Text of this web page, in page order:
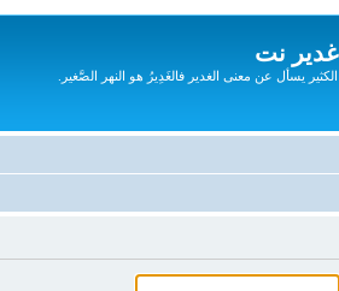
غدير نت
الكثير يسأل عن معنى الغدير فالغَدِيرُ هو النهر الصَّغير.